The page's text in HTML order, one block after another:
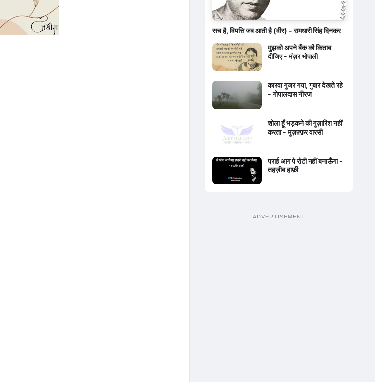
सच है, विपत्ति जब आती है (वीर) - रामधारी सिंह दिनकर
मुझको अपने बैंक की किताब
दीजिए - मंज़र भोपाली
कारवा गुजर गया, गुबार देखते रहे
- गोपालदास नीरज
शोला हूँ भड़कने की गुज़ारिश नहीं
करता - मुज़फ़्फ़र वारसी
पराई आग पे रोटी नहीं बनाऊँगा -
तहज़ीब हाफ़ी
ADVERTISEMENT